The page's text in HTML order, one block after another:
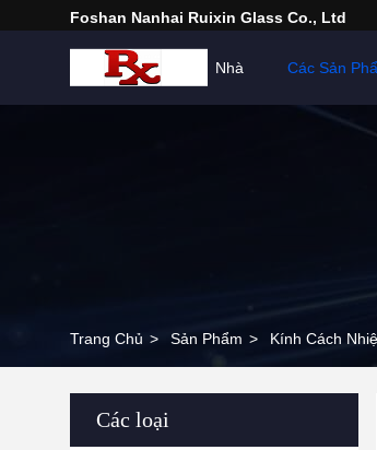
Foshan Nanhai Ruixin Glass Co., Ltd
Nhà Các Sản
Trang Chủ > Sản Phẩm > Kính Cách
Các loại